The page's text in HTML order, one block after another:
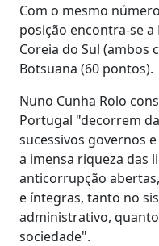
Com o mesmo
posição encontra-se
Coreia do Sul (ambos
Botsuana (60 pontos).
Nuno Cunha Rolo
Portugal "decorrem
sucessivos governos
a imensa riqueza das
anticorrupção
e íntegras, tanto no
administrativo,
sociedade".